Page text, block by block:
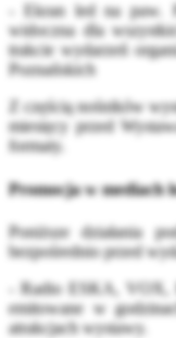
- Ekran led na paw.
widoczna dla
trakcie wydarzeń
Poznańskich
Z częścią nośników
miesięcy przed
formaty.
Promocja w mediach
Poniższe działania
bezpośrednio przed
- Radio ESKA, VOX,
emitowane w
atrakcjach wystawy.